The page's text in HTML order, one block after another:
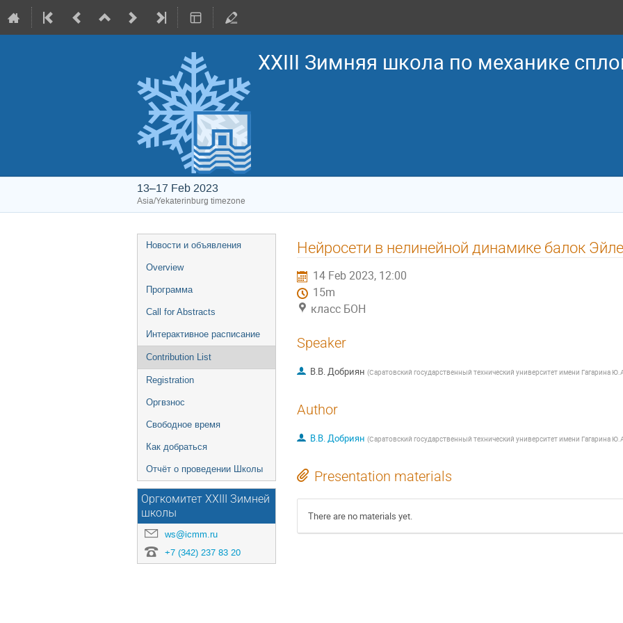
XXIII Зимняя школа по механике
13–17 Feb 2023
Asia/Yekaterinburg timezone
Event
menu
Новости и объявления
Overview
Программа
Call for Abstracts
Интерактивное расписание
Contribution List
Registration
Оргвзнос
Свободное время
Как добраться
Отчёт о проведении Школы
Оргкомитет XXIII Зимней
школы
ws@icmm.ru
+7 (342) 237 83 20
Нейросети в нелинейной динамике балок
14 Feb 2023, 12:00
15m
класс БОН
Speaker
В.В. Добриян (Саратовский государственный технический университет имени Гагарина
Author
В.В. Добриян (Саратовский государственный технический университет имени Гагарина
Presentation materials
There are no materials yet.